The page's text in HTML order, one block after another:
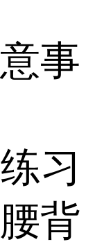
事
习
背